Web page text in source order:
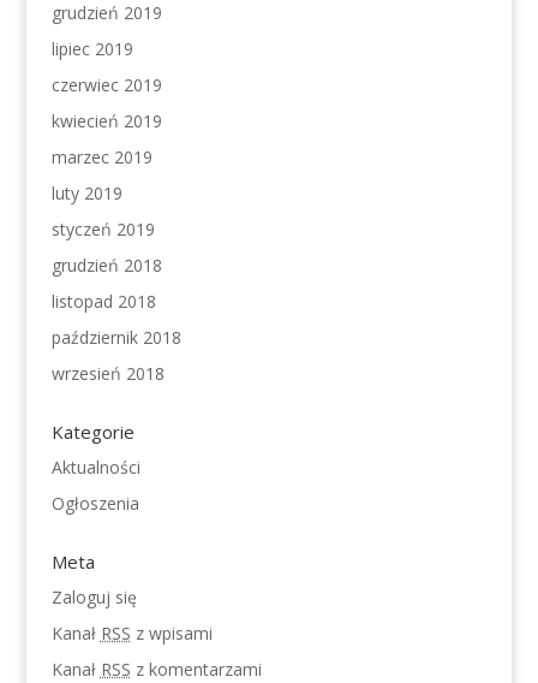
grudzień 2019
lipiec 2019
czerwiec 2019
kwiecień 2019
marzec 2019
luty 2019
styczeń 2019
grudzień 2018
listopad 2018
październik 2018
wrzesień 2018
Kategorie
Aktualności
Ogłoszenia
Meta
Zaloguj się
Kanał RSS z wpisami
Kanał RSS z komentarzami